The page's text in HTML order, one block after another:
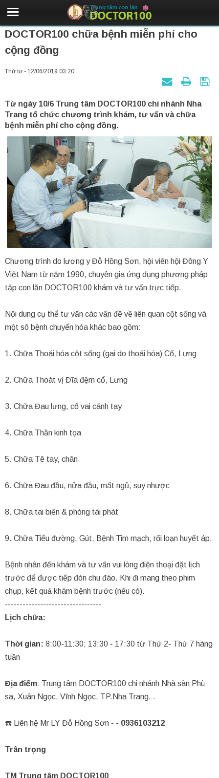
DOCTOR100 chữa bệnh miễn phí cho
cộng đồng
Thứ tư - 12/06/2019 03:20
Từ ngày 10/6 Trung tâm DOCTOR100 chi nhánh Nha
Trang tổ chức chương trình khám, tư vấn và chữa
bệnh miễn phí cho cộng đồng.
Chương trình do lương y Đỗ Hồng Sơn, hội viên hội Đông Y
Việt Nam từ năm 1990, chuyên gia ứng dụng phương pháp
tập con lăn DOCTOR100 khám và tư vấn trực tiếp.
Nội dung cụ thể tư vấn các vấn đề về liên quan cột sống và
một sô bệnh chuyển hóa khác bao gồm:
1. Chữa Thoái hóa cột sống (gai do thoái hóa) Cổ, Lưng
2. Chữa Thoát vị Đĩa đệm cổ, Lưng
3. Chữa Đau lưng, cổ vai cánh tay
4. Chữa Thần kinh tọa
5. Chữa Tê tay, chân
6. Chữa Đau đầu, nửa đầu, mất ngủ, suy nhược
8. Chữa tai biến & phòng tái phát
9. Chữa Tiểu đường, Gút, Bệnh Tim mạch, rối loạn huyết áp.
Bệnh nhân đến khám và tư vấn vui lòng điện thoại đặt lịch
trước để được tiếp đón chu đáo. Khi đi mang theo phim
chụp, kết quả khám bệnh trước (nếu có).
---------------------------------
Lịch chữa:
Thời gian: 8:00-11:30; 13:30 - 17:30 từ Thứ 2- Thứ 7 hàng
tuần
Địa điểm: Trung tâm DOCTOR100 chi nhánh Nhà sàn Phù
sa, Xuân Ngọc, Vĩnh Ngọc, TP.Nha Trang. .
☎️ Liên hệ Mr LY Đỗ Hồng Sơn - - 0936103212
Trân trọng
TM Trung tâm DOCTOR100